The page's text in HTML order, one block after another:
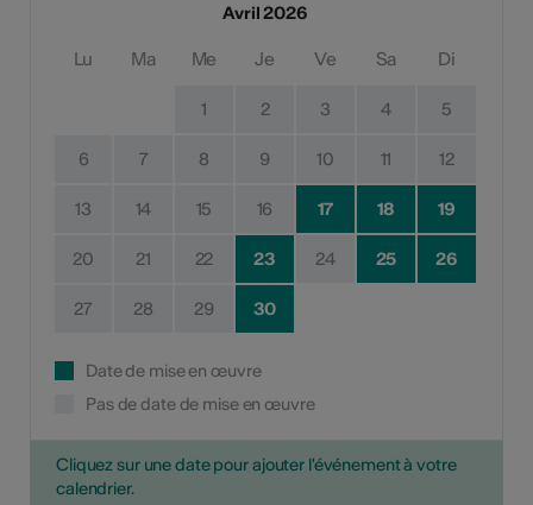
Avril 2026
Lu Ma Me Je Ve Sa Di
1 2 3 4 5
6 7 8 9 10 11 12
13 14 15 16 17 18 19
20 21 22 23 24 25 26
27 28 29 30
Date de mise en œuvre
Pas de date de mise en œuvre
Cliquez sur une date pour ajouter l'événement à votre
calendrier.